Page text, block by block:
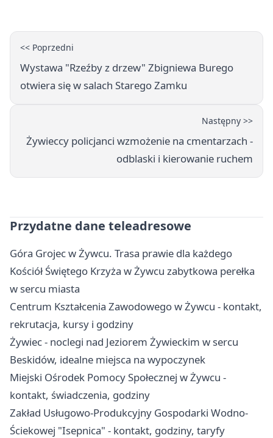
<< Poprzedni
Wystawa "Rzeźby z drzew" Zbigniewa Burego
otwiera się w salach Starego Zamku
Następny >>
Żywieccy policjanci wzmożenie na cmentarzach -
odblaski i kierowanie ruchem
Przydatne dane teleadresowe
Góra Grojec w Żywcu. Trasa prawie dla każdego
Kościół Świętego Krzyża w Żywcu zabytkowa perełka
w sercu miasta
Centrum Kształcenia Zawodowego w Żywcu - kontakt,
rekrutacja, kursy i godziny
Żywiec - noclegi nad Jeziorem Żywieckim w sercu
Beskidów, idealne miejsca na wypoczynek
Miejski Ośrodek Pomocy Społecznej w Żywcu -
kontakt, świadczenia, godziny
Zakład Usługowo-Produkcyjny Gospodarki Wodno-
Ściekowej "Isepnica" - kontakt, godziny, taryfy